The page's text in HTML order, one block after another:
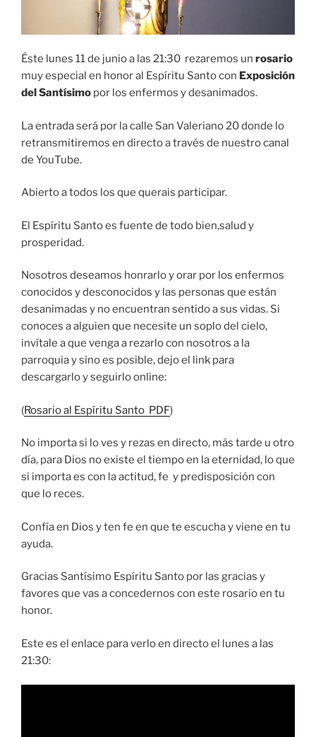
Éste lunes 11 de junio a las 21:30 rezaremos un rosario
muy especial en honor al Espíritu Santo con Exposición
del Santísimo por los enfermos y desanimados.
La entrada será por la calle San Valeriano 20 donde lo
retransmitiremos en directo a través de nuestro canal
de YouTube.
Abierto a todos los que querais participar.
El Espíritu Santo es fuente de todo bien,salud y
prosperidad.
Nosotros deseamos honrarlo y orar por los enfermos
conocidos y desconocidos y las personas que están
desanimadas y no encuentran sentido a sus vidas. Si
conoces a alguien que necesite un soplo del cielo,
invítale a que venga a rezarlo con nosotros a la
parroquia y sino es posible, dejo el link para
descargarlo y seguirlo online:
(Rosario al Espíritu Santo PDF)
No importa si lo ves y rezas en directo, más tarde u otro
día, para Dios no existe el tiempo en la eternidad, lo que
si importa es con la actitud, fe y predisposición con
que lo reces.
Confía en Dios y ten fe en que te escucha y viene en tu
ayuda.
Gracias Santísimo Espíritu Santo por las gracias y
favores que vas a concedernos con este rosario en tu
honor.
Este es el enlace para verlo en directo el lunes a las
21:30: